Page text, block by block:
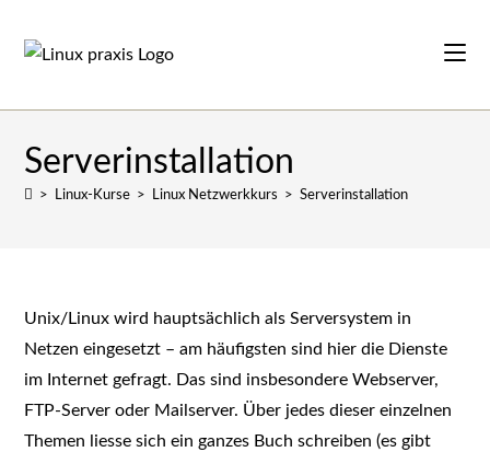
Inhalt
Serverinstallation
> Linux-Kurse > Linux Netzwerkkurs > Serverinstallation
Unix/Linux wird hauptsächlich als Serversystem in
Netzen eingesetzt – am häufigsten sind hier die Dienste
im Internet gefragt. Das sind insbesondere Webserver,
FTP-Server oder Mailserver. Über jedes dieser einzelnen
Themen liesse sich ein ganzes Buch schreiben (es gibt